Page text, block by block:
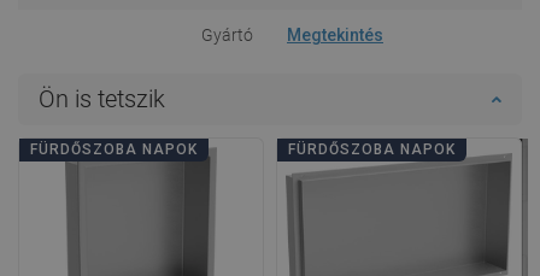
Gyártó Megtekintés
Ön is tetszik
FÜRDŐSZOBA NAPOK FÜRDŐSZOBA NAPOK